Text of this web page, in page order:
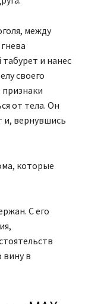
между
и нанес
своего
признаки
от тела. Он
и, вернувшись
которые
С его
в